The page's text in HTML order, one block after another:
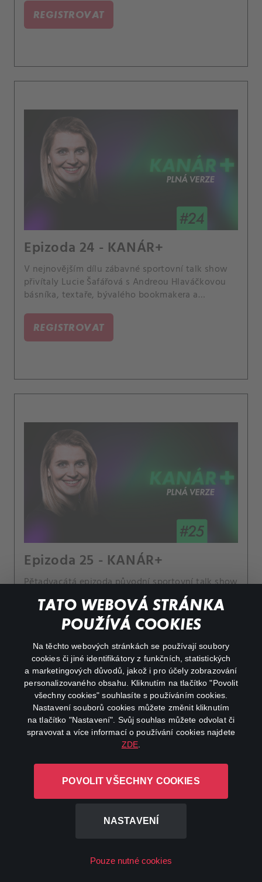
TATO WEBOVÁ STRÁNKA
POUŽÍVÁ COOKIES
Na těchto webových stránkách se používají soubory
cookies či jiné identifikátory z funkčních, statistických
a marketingových důvodů, jakož i pro účely zobrazování
personalizovaného obsahu. Kliknutím na tlačítko "Povolit
všechny cookies" souhlasíte s používáním cookies.
Nastavení souborů cookies můžete změnit kliknutím
na tlačítko "Nastavení". Svůj souhlas můžete odvolat či
spravovat a více informací o používání cookies najdete
ZDE
POVOLIT VŠECHNY COOKIES
NASTAVENÍ
Pouze nutné cookies
juniorské soutěže, povídala si s nimi o comebacku
své sestry Karolíny nebo o soužití s fotbalovým
REGISTROVAT
Epizoda 24 - KANÁR+
V nejnovějším dílu zábavné sportovní talk show
přivítaly Lucie Šafářová s Andreou Hlaváčkovou
básníka, textaře, bývalého bookmakera a
Zaměřili se na epochální české finále
Wimbledonu, na jednu hostovu troufalou věštbu
nebo na okrajová dramata, která miluje.
REGISTROVAT
Epizoda 25 - KANÁR+
Pětadvacátá epizoda původní sportovní talk show
připomíná sportovním fanouškům Sandru
Kleinovou - bývalou členku Top 50, dceru herečky
a muzikanta, mámu dvou mladých tenistek a taky
televizní komentátorku. Lucie Šafářová s Andreou
Hlaváčkovou si s ní povídaly o všemožných
radostech i strastech na kurtu i v zákulisí.